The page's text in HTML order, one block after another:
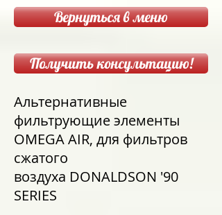
Альтернативные
фильтрующие элементы
OMEGA AIR, для фильтров
сжатого
воздуха DONALDSON '90
SERIES
Получить консультацию!
Вернуться в меню